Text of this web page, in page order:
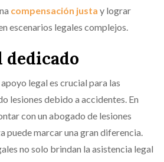
compensación justa y lograr
escenarios legales complejos.
dedicado
legal es crucial para las
lesiones debido a accidentes. En
con un abogado de lesiones
puede marcar una gran diferencia.
no solo brindan la asistencia legal